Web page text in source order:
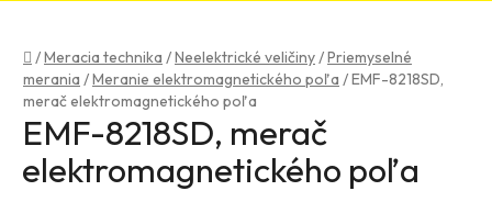
Domov
/Meracia technika /Neelektrické veličiny/Priemyselné
merania /Meranie elektromagnetického poľa /EMF-8218SD,
merač elektromagnetického poľa
EMF-8218SD, merač
elektromagnetického poľa